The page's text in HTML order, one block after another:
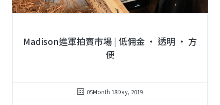
Madison進軍拍賣市場 | 低佣金 ‧ 透明 ‧ 方
便
05Month 18Day, 2019